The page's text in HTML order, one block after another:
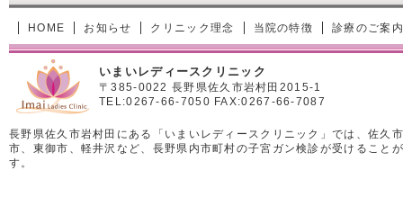
HOME お知らせ クリニック理念 当院の特徴 診療のご案内
いまいレディースクリニック
〒385-0022 長野県佐久市岩村田2015-1
TEL:0267-66-7050 FAX:0267-66-7087
長野県佐久市岩村田にある「いまいレディースクリニック」では、佐久
市、東御市、軽井沢など、長野県内市町村の子宮ガン検診が受けること
す。